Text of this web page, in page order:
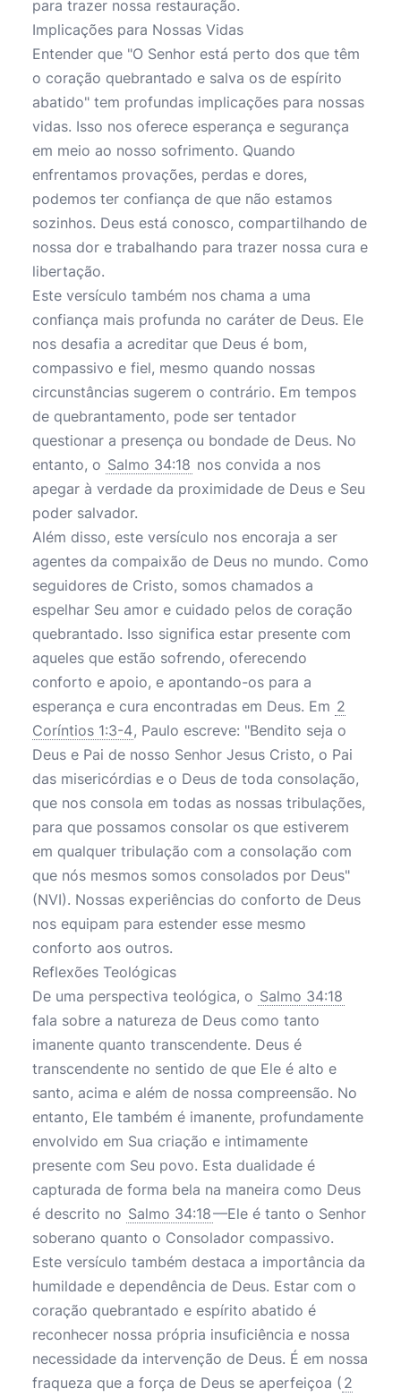
para trazer nossa restauração.
Implicações para Nossas Vidas
Entender que "O Senhor está perto dos que têm
o coração quebrantado e salva os de espírito
abatido" tem profundas implicações para nossas
vidas. Isso nos oferece esperança e segurança
em meio ao nosso sofrimento. Quando
enfrentamos provações, perdas e dores,
podemos ter confiança de que não estamos
sozinhos. Deus está conosco, compartilhando de
nossa dor e trabalhando para trazer nossa cura e
libertação.
Este versículo também nos chama a uma
confiança mais profunda no caráter de Deus. Ele
nos desafia a acreditar que Deus é bom,
compassivo e fiel, mesmo quando nossas
circunstâncias sugerem o contrário. Em tempos
de quebrantamento, pode ser tentador
questionar a presença ou bondade de Deus. No
entanto, o Salmo 34:18 nos convida a nos
apegar à verdade da proximidade de Deus e Seu
poder salvador.
Além disso, este versículo nos encoraja a ser
agentes da compaixão de Deus no mundo. Como
seguidores de Cristo, somos chamados a
espelhar Seu amor e cuidado pelos de coração
quebrantado. Isso significa estar presente com
aqueles que estão sofrendo, oferecendo
conforto e apoio, e apontando-os para a
esperança e cura encontradas em Deus. Em 2
Coríntios 1:3-4, Paulo escreve: "Bendito seja o
Deus e Pai de nosso Senhor Jesus Cristo, o Pai
das misericórdias e o Deus de toda consolação,
que nos consola em todas as nossas tribulações,
para que possamos consolar os que estiverem
em qualquer tribulação com a consolação com
que nós mesmos somos consolados por Deus"
(NVI). Nossas experiências do conforto de Deus
nos equipam para estender esse mesmo
conforto aos outros.
Reflexões Teológicas
De uma perspectiva teológica, o Salmo 34:18
fala sobre a natureza de Deus como tanto
imanente quanto transcendente. Deus é
transcendente no sentido de que Ele é alto e
santo, acima e além de nossa compreensão. No
entanto, Ele também é imanente, profundamente
envolvido em Sua criação e intimamente
presente com Seu povo. Esta dualidade é
capturada de forma bela na maneira como Deus
é descrito no Salmo 34:18—Ele é tanto o Senhor
soberano quanto o Consolador compassivo.
Este versículo também destaca a importância da
humildade e dependência de Deus. Estar com o
coração quebrantado e espírito abatido é
reconhecer nossa própria insuficiência e nossa
necessidade da intervenção de Deus. É em nossa
fraqueza que a força de Deus se aperfeiçoa ( 2